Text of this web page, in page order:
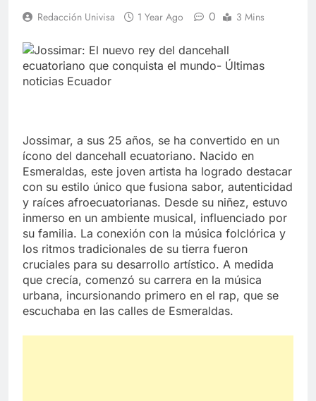
Redacción Univisa 1 Year Ago 0 3 Mins
Jossimar, a sus 25 años, se ha convertido en un
ícono del dancehall ecuatoriano. Nacido en
Esmeraldas, este joven artista ha logrado destacar
con su estilo único que fusiona sabor, autenticidad
y raíces afroecuatorianas. Desde su niñez, estuvo
inmerso en un ambiente musical, influenciado por
su familia. La conexión con la música folclórica y
los ritmos tradicionales de su tierra fueron
cruciales para su desarrollo artístico. A medida
que crecía, comenzó su carrera en la música
urbana, incursionando primero en el rap, que se
escuchaba en las calles de Esmeraldas.